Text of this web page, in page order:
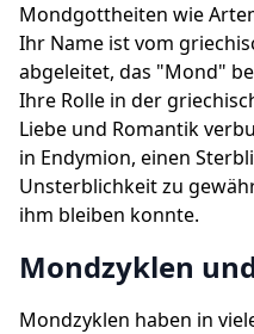
Mondgottheiten wie
Ihr Name ist vom
abgeleitet, das "Mond"
Ihre Rolle in der
Liebe und Romantik
in Endymion, einen
Unsterblichkeit zu
ihm bleiben konnte.
Mondzyklen
Mondzyklen haben in